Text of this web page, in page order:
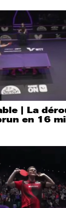
| La
en 16